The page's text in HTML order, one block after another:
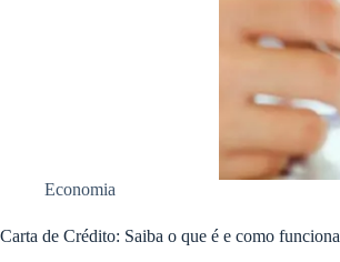
Economia
Carta de Crédito: Saiba o que é e como funciona